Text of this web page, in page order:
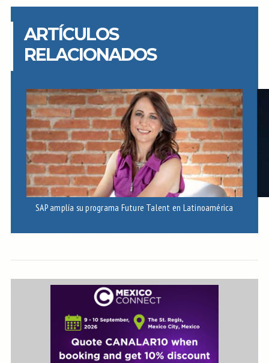
ARTÍCULOS
RELACIONADOS
SAP amplía su programa Future Talent en Latinoamérica